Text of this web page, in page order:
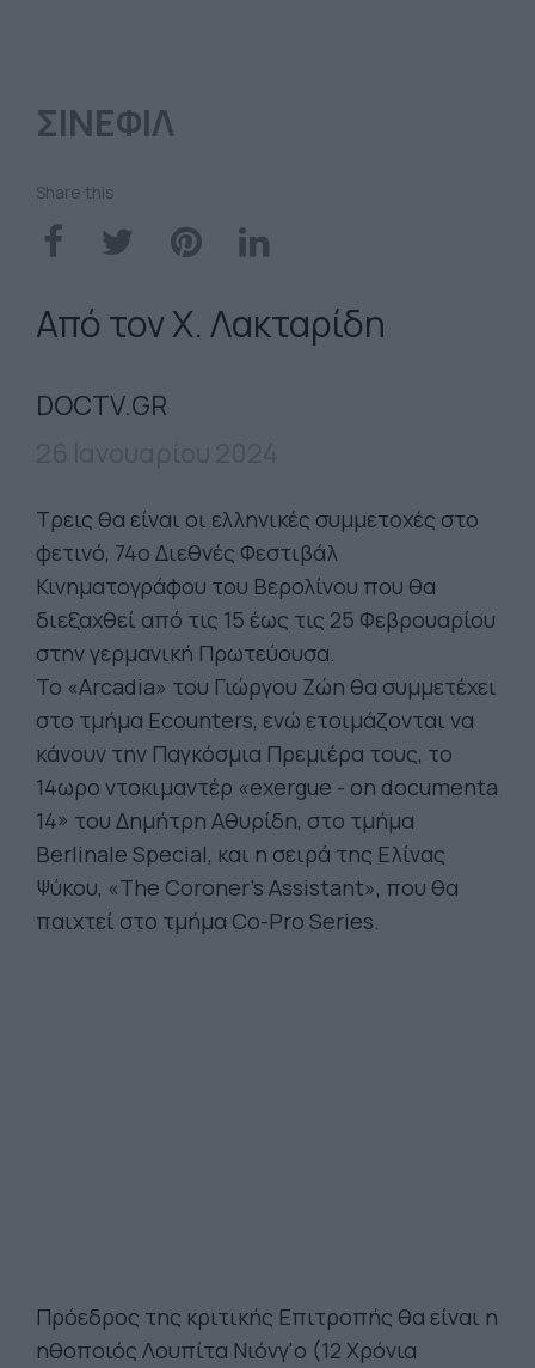
ΣΙΝΕΦΙΛ
Share this
Από τον Χ. Λακταρίδη
DOCTV.GR
Τρεις θα είναι οι ελληνικές συμμετοχές στο
φετινό, 74ο Διεθνές Φεστιβάλ
Κινηματογράφου του Βερολίνου που θα
διεξαχθεί από τις 15 έως τις 25 Φεβρουαρίου
στην γερμανική Πρωτεύουσα.
Το «Arcadia» του Γιώργου Ζώη θα συμμετέχει
στο τμήμα Ecounters, ενώ ετοιμάζονται να
κάνουν την Παγκόσμια Πρεμιέρα τους, το
14ωρο ντοκιμαντέρ «exergue - on documenta
14» του Δημήτρη Αθυρίδη, στο τμήμα
Berlinale Special, και η σειρά της Ελίνας
Ψύκου, «The Coroner's Assistant», που θα
παιχτεί στο τμήμα Co-Pro Series.
Πρόεδρος της κριτικής Επιτροπής θα είναι η
ηθοποιός Λουπίτα Νιόνγ'ο (12 Χρόνια